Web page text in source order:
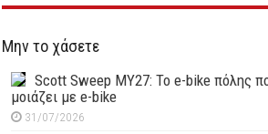
Μην το χάσετε
Scott Sweep MY27: Το e-bike πόλης
μοιάζει με e-bike
31/07/2026